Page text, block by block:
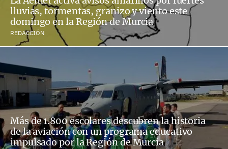
lluvias, tormentas, granizo y viento este
domingo en la Región de Murcia
REDACCIÓN
Más de 1.800 escolares descubren la historia
de la aviación con un programa educativo
impulsado por la Región de Murcia